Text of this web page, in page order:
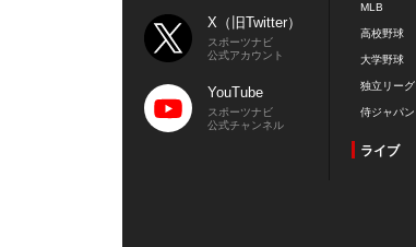
X（旧Twitter）
スポーツナビ
公式アカウント
YouTube
スポーツナビ
公式チャンネル
MLB
高校野球
大学野球
独立リーグ
侍ジャパン
ライブ